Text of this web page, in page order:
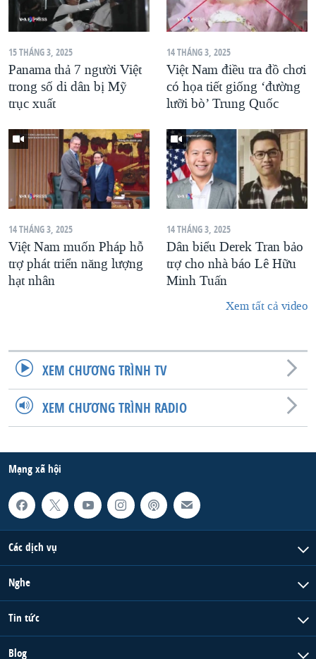
15 THÁNG 3, 2025
Panama thả 7 người Việt
trong số di dân bị Mỹ
trục xuất
14 THÁNG 3, 2025
Việt Nam điều tra đồ chơi
có họa tiết giống ‘đường
lưỡi bò’ Trung Quốc
14 THÁNG 3, 2025
Việt Nam muốn Pháp hỗ
trợ phát triển năng lượng
hạt nhân
14 THÁNG 3, 2025
Dân biểu Derek Tran bảo
trợ cho nhà báo Lê Hữu
Minh Tuấn
Xem tất cả video
XEM CHƯƠNG TRÌNH TV
XEM CHƯƠNG TRÌNH RADIO
Mạng xã hội
Các dịch vụ
Nghe
Tin tức
Blog